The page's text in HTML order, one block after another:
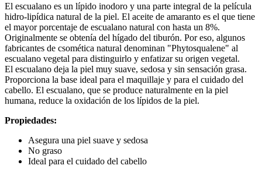
El escualano es un lípido inodoro y una parte integral de la película
hidro-lipídica natural de la piel. El aceite de amaranto es el que tiene
el mayor porcentaje de escualano natural con hasta un 8%.
Originalmente se obtenía del hígado del tiburón. Por eso, algunos
fabricantes de csomética natural denominan "Phytosqualene" al
escualano vegetal para distinguirlo y enfatizar su origen vegetal.
El escualano deja la piel muy suave, sedosa y sin sensación grasa.
Proporciona la base ideal para el maquillaje y para el cuidado del
cabello. El escualano, que se produce naturalmente en la piel
humana, reduce la oxidación de los lípidos de la piel.
Propiedades:
Asegura una piel suave y sedosa
No graso
Ideal para el cuidado del cabello